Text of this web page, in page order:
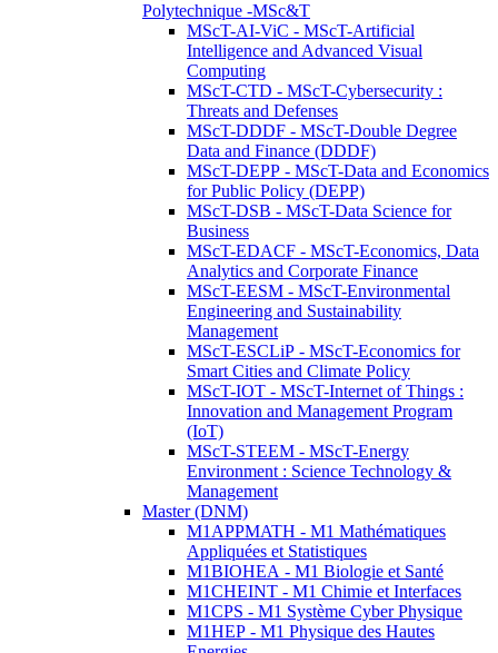
Polytechnique -MSc&T
MScT-AI-ViC - MScT-Artificial
Intelligence and Advanced Visual
Computing
MScT-CTD - MScT-Cybersecurity :
Threats and Defenses
MScT-DDDF - MScT-Double Degree
Data and Finance (DDDF)
MScT-DEPP - MScT-Data and Economics
for Public Policy (DEPP)
MScT-DSB - MScT-Data Science for
Business
MScT-EDACF - MScT-Economics, Data
Analytics and Corporate Finance
MScT-EESM - MScT-Environmental
Engineering and Sustainability
Management
MScT-ESCLiP - MScT-Economics for
Smart Cities and Climate Policy
MScT-IOT - MScT-Internet of Things :
Innovation and Management Program
(IoT)
MScT-STEEM - MScT-Energy
Environment : Science Technology &
Management
Master (DNM)
M1APPMATH - M1 Mathématiques
Appliquées et Statistiques
M1BIOHEA - M1 Biologie et Santé
M1CHEINT - M1 Chimie et Interfaces
M1CPS - M1 Système Cyber Physique
M1HEP - M1 Physique des Hautes